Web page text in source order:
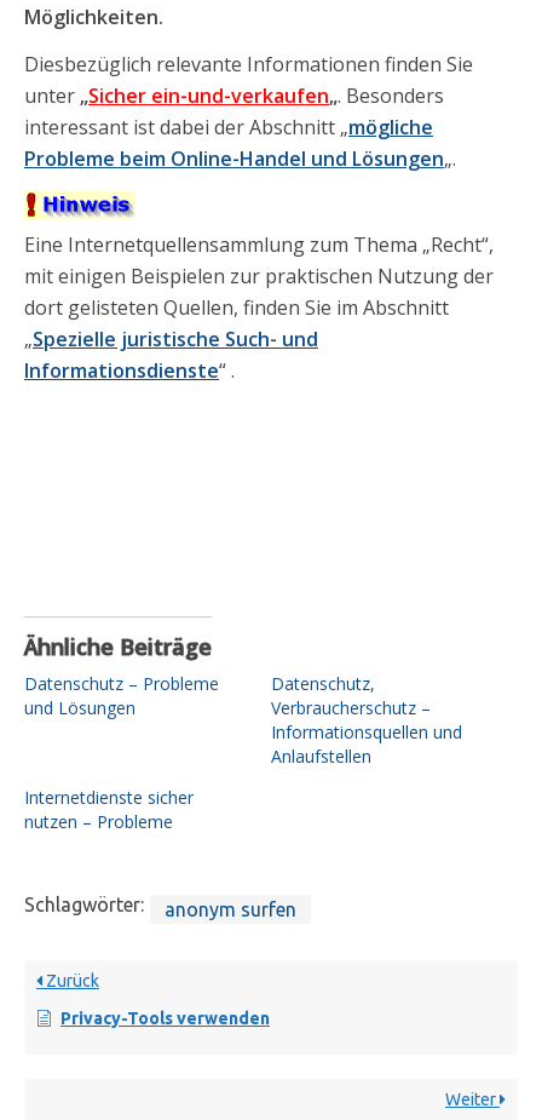
Möglichkeiten.
Diesbezüglich relevante Informationen finden Sie
unter „Sicher ein-und-verkaufen„. Besonders
interessant ist dabei der Abschnitt „mögliche
Probleme beim Online-Handel und Lösungen„.
Eine Internetquellensammlung zum Thema „Recht“,
mit einigen Beispielen zur praktischen Nutzung der
dort gelisteten Quellen, finden Sie im Abschnitt
„Spezielle juristische Such- und
Informationsdienste“ .
Ähnliche Beiträge
Datenschutz – Probleme
und Lösungen
Datenschutz,
Verbraucherschutz –
Informationsquellen und
Anlaufstellen
Internetdienste sicher
nutzen – Probleme
Schlagwörter: anonym surfen
Zurück
Privacy-Tools verwenden
Weiter